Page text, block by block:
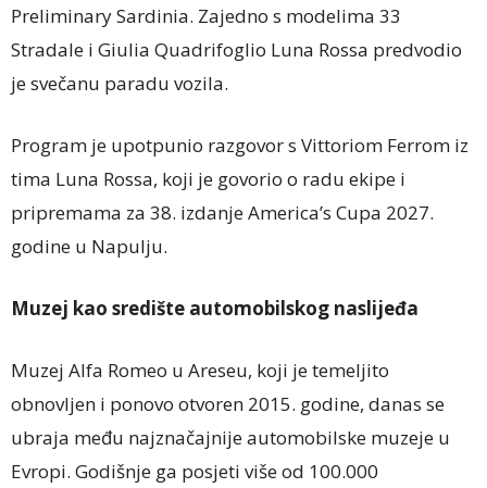
Preliminary Sardinia. Zajedno s modelima 33
Stradale i Giulia Quadrifoglio Luna Rossa predvodio
je svečanu paradu vozila.
Program je upotpunio razgovor s Vittoriom Ferrom iz
tima Luna Rossa, koji je govorio o radu ekipe i
pripremama za 38. izdanje America’s Cupa 2027.
godine u Napulju.
Muzej kao središte automobilskog naslijeđa
Muzej Alfa Romeo u Areseu, koji je temeljito
obnovljen i ponovo otvoren 2015. godine, danas se
ubraja među najznačajnije automobilske muzeje u
Evropi. Godišnje ga posjeti više od 100.000